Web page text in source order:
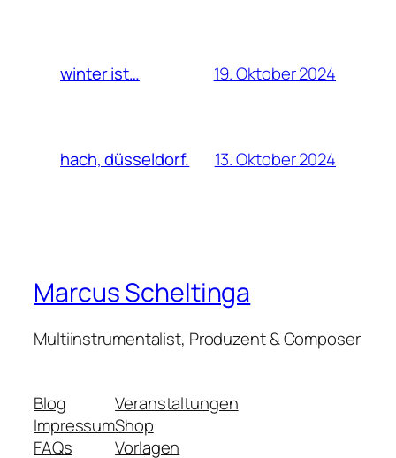
winter ist… 19. Oktober 2024
hach, düsseldorf. 13. Oktober 2024
Marcus Scheltinga
Multiinstrumentalist, Produzent & Composer
Blog
Impressum
FAQs
Veranstaltungen
Shop
Vorlagen